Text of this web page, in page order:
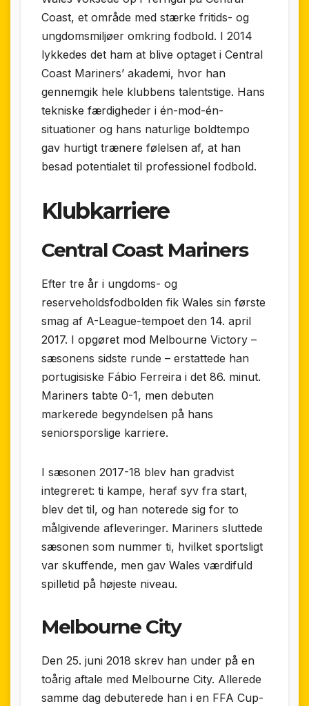
Coast, et område med stærke fritids- og
ungdomsmiljøer omkring fodbold. I 2014
lykkedes det ham at blive optaget i Central
Coast Mariners’ akademi, hvor han
gennemgik hele klubbens talentstige. Hans
tekniske færdigheder i én-mod-én-
situationer og hans naturlige boldtempo
gav hurtigt trænere følelsen af, at han
besad potentialet til professionel fodbold.
Klubkarriere
Central Coast Mariners
Efter tre år i ungdoms- og
reserveholdsfodbolden fik Wales sin første
smag af A-League-tempoet den 14. april
2017. I opgøret mod Melbourne Victory –
sæsonens sidste runde – erstattede han
portugisiske Fábio Ferreira i det 86. minut.
Mariners tabte 0-1, men debuten
markerede begyndelsen på hans
seniorsporslige karriere.
I sæsonen 2017-18 blev han gradvist
integreret: ti kampe, heraf syv fra start,
blev det til, og han noterede sig for to
målgivende afleveringer. Mariners sluttede
sæsonen som nummer ti, hvilket sportsligt
var skuffende, men gav Wales værdifuld
spilletid på højeste niveau.
Melbourne City
Den 25. juni 2018 skrev han under på en
toårig aftale med Melbourne City. Allerede
samme dag debuterede han i en FFA Cup-